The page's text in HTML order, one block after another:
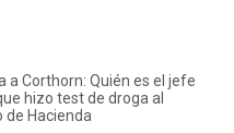
a Corthorn: Quién es el jefe
hizo test de droga al
Hacienda